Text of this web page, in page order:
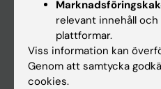
Schema
Studentmejlen
relevant innehåll
plattformar.
Viss information kan
Genom att samtycka
cookies.